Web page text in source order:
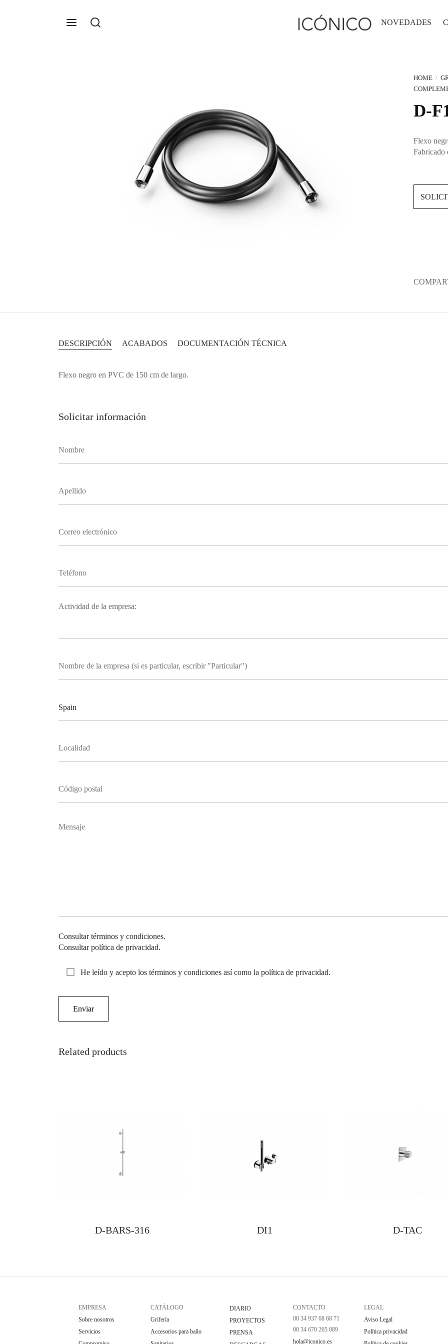
NOVEDADES
HOME /
D-
Flexo
Fabricado
DESCRIPCIÓN ACABADOS DOCUMENTACIÓN TÉCNICA
Flexo negro en PVC de 150 cm de largo.
Solicitar información
Actividad de la empresa:
Consultar términos y condiciones.
Consultar política de privacidad.
He leído y acepto los términos y condiciones así como la política de privacidad.
Related products
D-BARS-316 DI1 D-TAC
EMPRESA
Sobre nosotros
Servicios
CATÁLOGO
Grifería
Accesorios para baño
DIARIO
PROYECTOS
PRENSA
CONTACTO
00 34 937 68 68 71
00 34 670 265 089
hola@iconico.es
LEGAL
Aviso Legal
Política privacidad